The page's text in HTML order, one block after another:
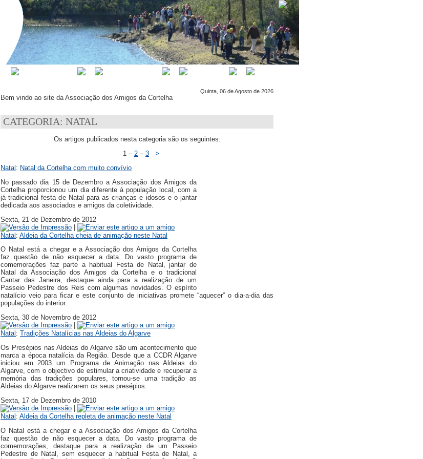
Bem vindo ao site da Associação dos Amigos da Cortelha
Quinta, 06 de Agosto de 2026
CATEGORIA: NATAL
Os artigos publicados nesta categoria são os seguintes:
1 – 2 – 3
>
Natal : Natal da Cortelha com muito convívio
No passado dia 15 de Dezembro a Associação dos Amigos da
Cortelha proporcionou um dia diferente à população local, com a
já tradicional festa de Natal para as crianças e idosos e o jantar
dedicada aos associados e amigos da coletividade.
Sexta, 21 de Dezembro de 2012
|
Natal: Aldeia da Cortelha cheia de animação neste Natal
O Natal está a chegar e a Associação dos Amigos da Cortelha
faz questão de não esquecer a data. Do vasto programa de
comemorações faz parte a habitual Festa de Natal, jantar de
Natal da Associação dos Amigos da Cortelha e o tradicional
Cantar das Janeira, destaque ainda para a realização de um
Passeio Pedestre dos Reis com algumas novidades. O espírito
natalício veio para ficar e este conjunto de iniciativas promete “aquecer” o dia-a-dia das
populações do interior.
Sexta, 30 de Novembro de 2012
Natal : Tradições Natalícias nas Aldeias do Algarve
Os Presépios nas Aldeias do Algarve são um acontecimento que
marca a época natalícia da Região. Desde que a CCDR Algarve
iniciou em 2003 um Programa de Animação nas Aldeias do
Algarve, com o objectivo de estimular a criatividade e recuperar a
memória das tradições populares, tornou-se uma tradição as
Aldeias do Algarve realizarem os seus presépios.
Sexta, 17 de Dezembro de 2010
Natal : Aldeia da Cortelha repleta de animação neste Natal
O Natal está a chegar e a Associação dos Amigos da Cortelha
faz questão de não esquecer a data. Do vasto programa de
comemorações, destaque para a realização de um Passeio
Pedestre de Natal, sem esquecer a habitual Festa de Natal, a